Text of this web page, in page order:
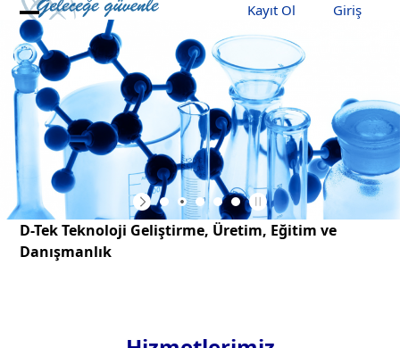
Skip
content
Kayıt Ol Giriş
Open
mobile
menu
Close
mobile
menu
D-TekTeknoloji Geliştirme, Üretim, Eğitim ve
Danışmanlık